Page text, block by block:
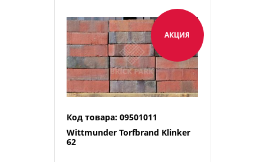
АКЦИЯ
Код товара: 09501011
Wittmunder Torfbrand Klinker
62